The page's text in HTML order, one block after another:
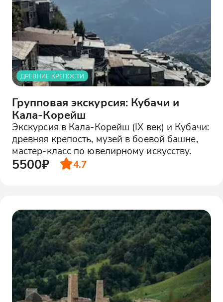
ДРЕВНИЕ КРЕПОСТИ
Групповая экскурсия: Кубачи и
Кала-Корейш
Экскурсия в Кала-Корейш (IX век) и Кубачи:
древняя крепость, музей в боевой башне,
мастер-класс по ювелирному искусству.
5500₽ 4.7